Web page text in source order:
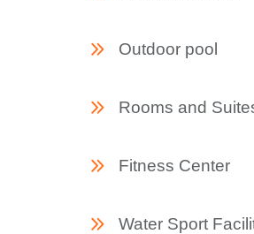
Outdoor pool
Rooms and
Fitness Center
Water Sport